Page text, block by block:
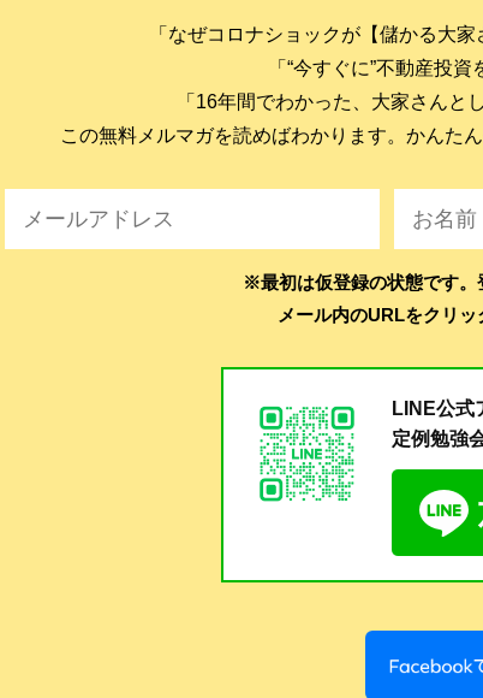
「なぜコロナショックが【儲かる大
「“今すぐに”不動産投
「16年間でわかった、大家さんと
この無料メルマガを読めばわかります。かんた
※最初は仮登録の状態です。
メール内のURLをクリッ
LINE公式
定例勉強